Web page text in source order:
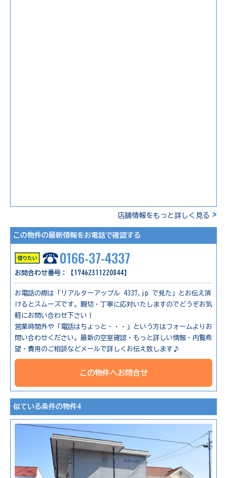
店舗情報をもっと詳しく見る >
この物件の最新情報をお電話で確認する
0166-37-4337
お問合わせ番号：【17462311220844】
お電話の際は「リアルターアップル 4337.jp で見た」とお伝え頂
けるとスムーズです。親切・丁寧に応対いたしますのでどうぞお気
軽にお問い合わせ下さい！
営業時間外や「電話はちょっと・・・」という方はフォームよりお
問い合わせください。最新の空室確認・もっと詳しい情報・内覧希
望・費用のご相談などメールで詳しくお伝え致します♪
この物件へお問合せ
似ている条件の物件4